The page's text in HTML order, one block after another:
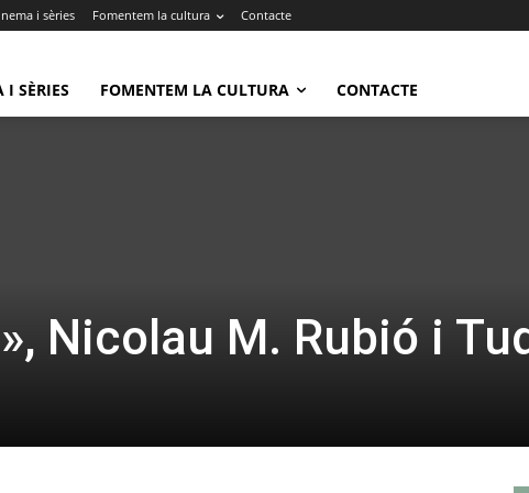
i sèries Fomentem la cultura Contacte
I SÈRIES FOMENTEM LA CULTURA CONTACTE
Nicolau M. Rubió i